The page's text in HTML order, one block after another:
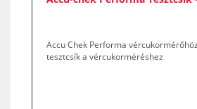
Accu Chek Performa
tesztcsík a vércukorméréshez